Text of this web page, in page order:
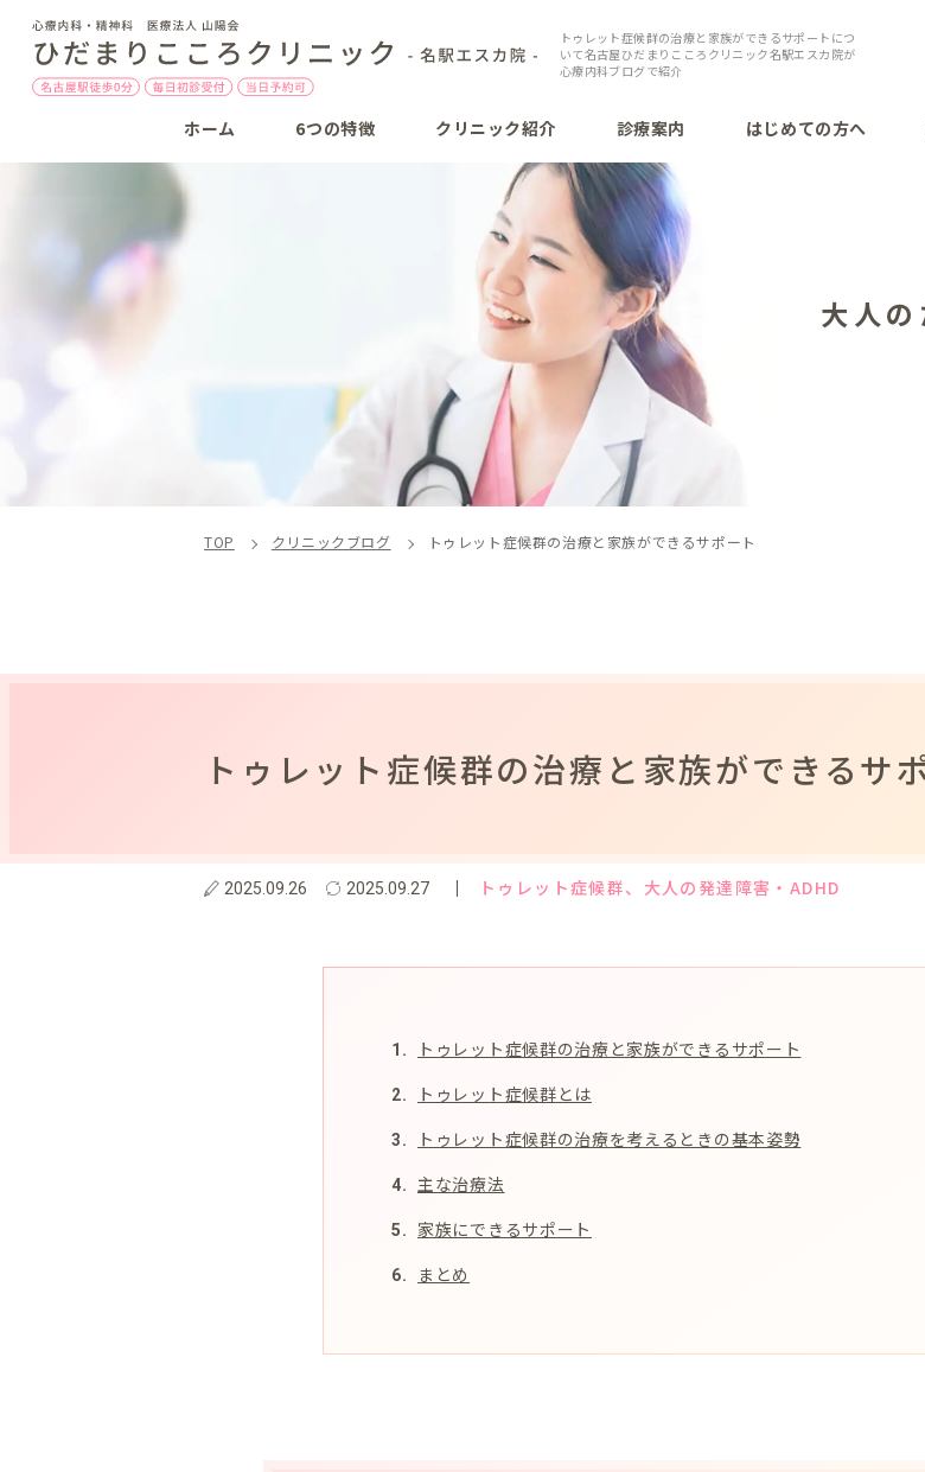
トゥレット症候群の治療と家族ができるサポートにつ
いて名古屋ひだまりこころクリニック名駅エスカ院が
心療内科ブログで紹介
ホーム 6つの特徴 クリニック紹介 診療案内 はじめての方へ
大人の
TOP クリニックブログ トゥレット症候群の治療と家族ができるサポート
トゥレット症候群の治療と家族ができるサ
2025.09.26 2025.09.27 トゥレット症候群、大人の発達障害・ADHD
トゥレット症候群の治療と家族ができるサポート
トゥレット症候群とは
トゥレット症候群の治療を考えるときの基本姿勢
主な治療法
家族にできるサポート
まとめ